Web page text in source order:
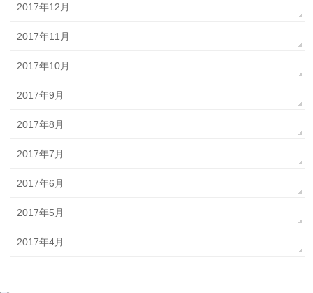
2017年12月
2017年11月
2017年10月
2017年9月
2017年8月
2017年7月
2017年6月
2017年5月
2017年4月